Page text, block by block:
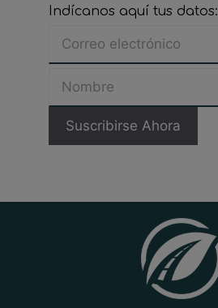
Indícanos aquí tus datos: